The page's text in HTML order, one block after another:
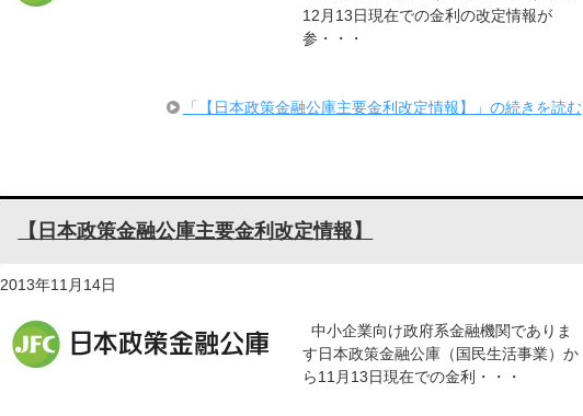
12月13日現在での金利の改定情報が
参・・・
「【日本政策金融公庫主要金利改定情報】」の続きを読む
【日本政策金融公庫主要金利改定情報】
2013年11月14日
中小企業向け政府系金融機関でありま
す日本政策金融公庫（国民生活事業）か
ら11月13日現在での金利・・・